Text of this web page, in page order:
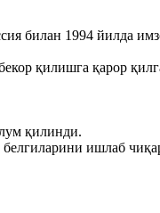
билан 1994 йилда
қилишга қарор
қилинди.
ишлаб